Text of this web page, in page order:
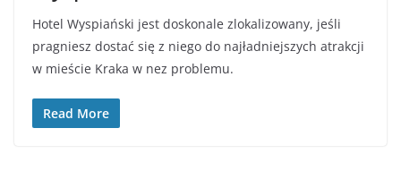
Hotel Wyspiański jest doskonale zlokalizowany, jeśli
pragniesz dostać się z niego do najładniejszych atrakcji
w mieście Kraka w nez problemu.
Read More